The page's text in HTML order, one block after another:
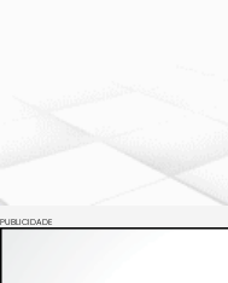
PUBLICIDADE